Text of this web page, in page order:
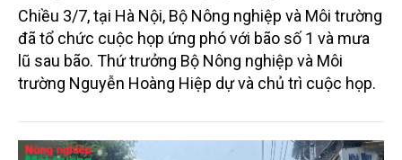
Chiều 3/7, tại Hà Nội, Bộ Nông nghiệp và Môi trường
đã tổ chức cuộc họp ứng phó với bão số 1 và mưa
lũ sau bão. Thứ trưởng Bộ Nông nghiệp và Môi
trường Nguyễn Hoàng Hiệp dự và chủ trì cuộc họp.